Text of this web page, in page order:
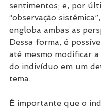
sentimentos; e, por
“observação
engloba ambas as
Dessa forma, é
até mesmo modificar
do indivíduo em um
tema.
É importante que o